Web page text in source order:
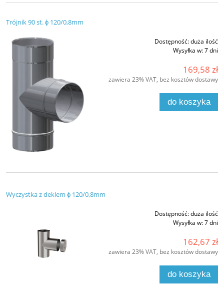
Trójnik 90 st. ϕ 120/0,8mm
Dostępność:duża ilość
Wysyłka w:7 dni
169,58 zł
zawiera 23% VAT, bez kosztów dostawy
do koszyka
Wyczystka z deklem ϕ 120/0,8mm
Dostępność:duża ilość
Wysyłka w:7 dni
162,67 zł
zawiera 23% VAT, bez kosztów dostawy
do koszyka